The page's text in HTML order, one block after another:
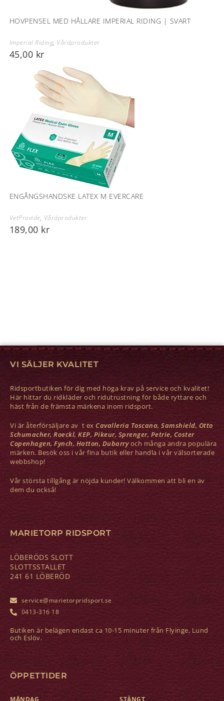
HOVPENSEL MED HÅLLARE IMPERIAL RIDING | SVART
Imperial Riding, Vårdprodukter
45,00 kr
ENGÅNGSHANDSKE LATEX M EVERCARE
VetProvide, Vårdprodukter
189,00 kr
VI SÄLJER KVALITET
Ridsportbutiken för dig med höga krav på service och kvalitet!
Här hittar du ridkläder och ridutrustning för både ryttare och
häst från de främsta märkena inom ridsport.
Vi är återförsäljare av t ex Cavalleria Toscana, Samshield, Otto
Schumacher, Roeckl, KEP, Pikeur, Sprenger, Petrie, Coster
Copenhagen, Fynch, Hatton, Dubarryoch många andra populära
märken. Besök oss i vår fina butik eller handla i vår välsorterade
webbshop!
Vår största tillgång är nöjda kunder! Välkommen att bli en av
dem du också!
MARIETORP RIDSPORT
LÖBERÖDS SLOTT
SLOTTSSTALLET
241 61 LÖBERÖD
service@marietorpridsport.se
0413-316 18
Butiken är belägen endast ca 10-15 minuter från Flyinge, Lund
och Eslöv.
ÖPPETTIDER